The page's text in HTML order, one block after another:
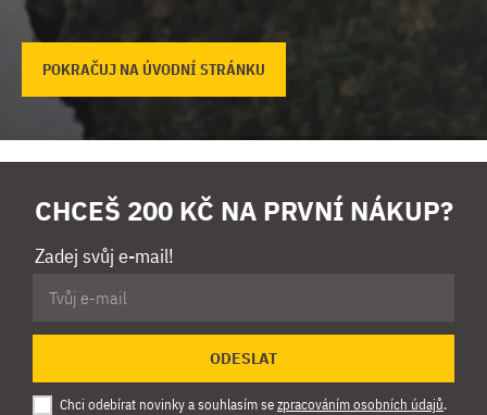
POKRAČUJ NA ÚVODNÍ STRÁNKU
CHCEŠ 200 KČ NA PRVNÍ NÁKUP?
Zadej svůj e-mail!
ODESLAT
Chci odebírat novinky a souhlasím sezpracováním osobních údajů.